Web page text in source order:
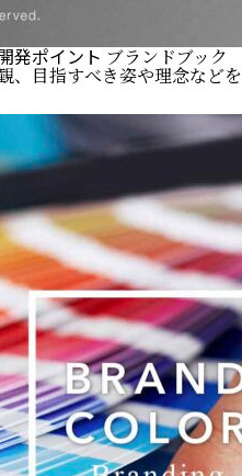
発ポイントブランドブック
、目指すべき姿や理念などを